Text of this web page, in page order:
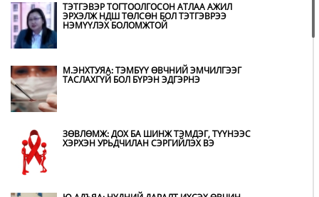
ҮЙЛДВЭРЛЭНЭ
ТЭТГЭВЭР ТОГТООЛГОСОН АТЛАА АЖИЛ
ЭРХЭЛЖ НДШ ТӨЛСӨН БОЛ ТЭТГЭВРЭЭ
НЭМҮҮЛЭХ БОЛОМЖТОЙ
М.ЭНХТУЯА: ТЭМБҮҮ ӨВЧНИЙ ЭМЧИЛГЭЭГ
ТАСЛАХГҮЙ БОЛ БҮРЭН ЭДГЭРНЭ
ЗӨВЛӨМЖ: ДОХ БА ШИНЖ ТЭМДЭГ, ТҮҮНЭЭС
ХЭРХЭН УРЬДЧИЛАН СЭРГИЙЛЭХ ВЭ